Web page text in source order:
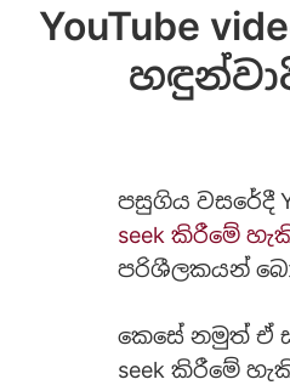
YouTube
පසුගිය වසරේදී
seek කිරීමේ
පරිශීලකයන්
කෙසේ නමුත් ඒ
seek කිරීමේ